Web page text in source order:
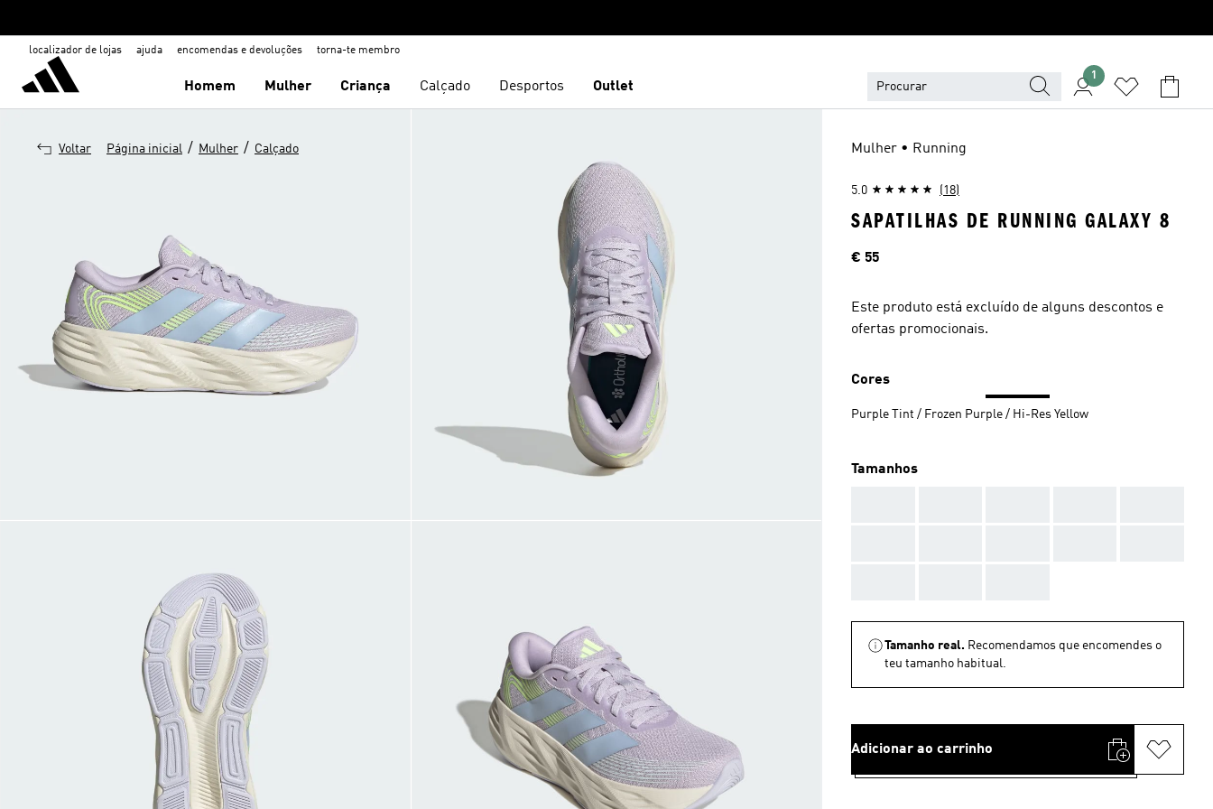
localizador de lojas ajuda encomendas e devoluções torna-te membro
Homem Mulher Criança Calçado Desportos Outlet
1
Voltar Página inicial / Mulher / Calçado Mulher • Running
5.0 (18)
SAPATILHAS DE RUNNING GALAXY 8
Preço
€ 55
Este produto está excluído de alguns descontos e
ofertas promocionais.
Cores
Purple Tint / Frozen Purple / Hi-Res Yellow
Tamanhos
Tamanho real. Recomendamos que encomendes o
teu tamanho habitual.
Adicionar ao carrinho